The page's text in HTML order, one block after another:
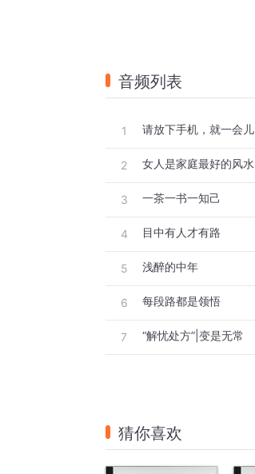
音频列表
1 请放下手机，就一会儿
2 女人是家庭最好的风水
3 一茶一书一知己
4 目中有人才有路
5 浅醉的中年
6 每段路都是领悟
7 “解忧处方”|变是无常
猜你喜欢